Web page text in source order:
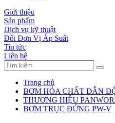
Giới thiệu
Sản phẩm
Dịch vụ kỹ thuật
Đổi Đơn Vị Áp Suất
Tin tức
Liên hệ
Trang chủ
BƠM HÓA CHẤT DẪN
THƯƠNG HIỆU
BƠM TRỤC ĐỨNG PW-V